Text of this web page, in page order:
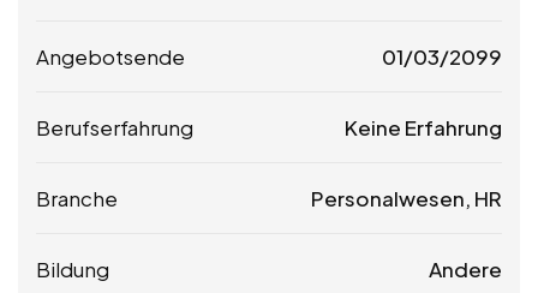
Angebotsende 01/03/2099
Berufserfahrung Keine Erfahrung
Branche Personalwesen, HR
Bildung Andere